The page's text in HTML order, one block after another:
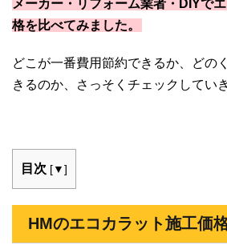
メーカー・リフォーム業者・DIYで
格を比べてみました。
どこが一番費用節約できるか、どの
きるのか、さっそくチェックしてい
目次 [▼]
HMのエコカラット施工価